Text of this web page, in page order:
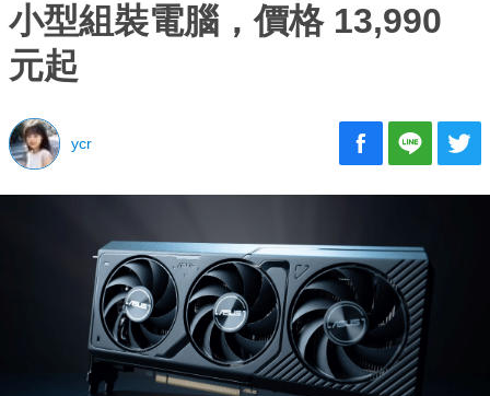
小型組裝電腦，價格 13,990
元起
ycr